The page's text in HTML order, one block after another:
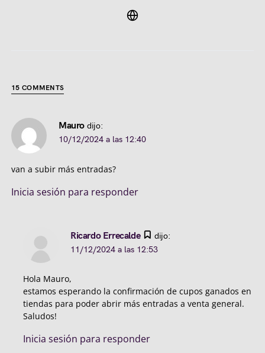
15 COMMENTS
Mauro dijo:
10/12/2024 a las 12:40
van a subir más entradas?
Inicia sesión para responder
Ricardo Errecalde
dijo:
11/12/2024 a las 12:53
Hola Mauro,
estamos esperando la confirmación de cupos ganados en
tiendas para poder abrir más entradas a venta general.
Saludos!
Inicia sesión para responder